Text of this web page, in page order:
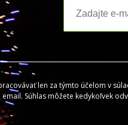
len za týmto účelom v
Súhlas môžete kedykoľvek